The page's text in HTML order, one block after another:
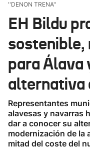
''DENON TRENA''
EH Bildu
sostenible,
para Álava
alternativa
Representantes
alavesas y navarras
dar a conocer su
modernización de la
mitad del coste del